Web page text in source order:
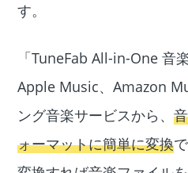
す。
「TuneFab All-in-One 音
Apple Music、Amazon
ング音楽サービスから、
ォーマットに簡単に変換